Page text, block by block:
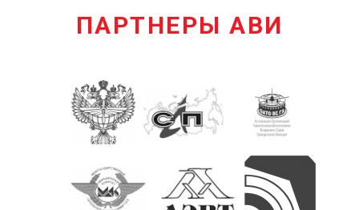
КОНТАКТЫПАРТНЕРЫ АВИ